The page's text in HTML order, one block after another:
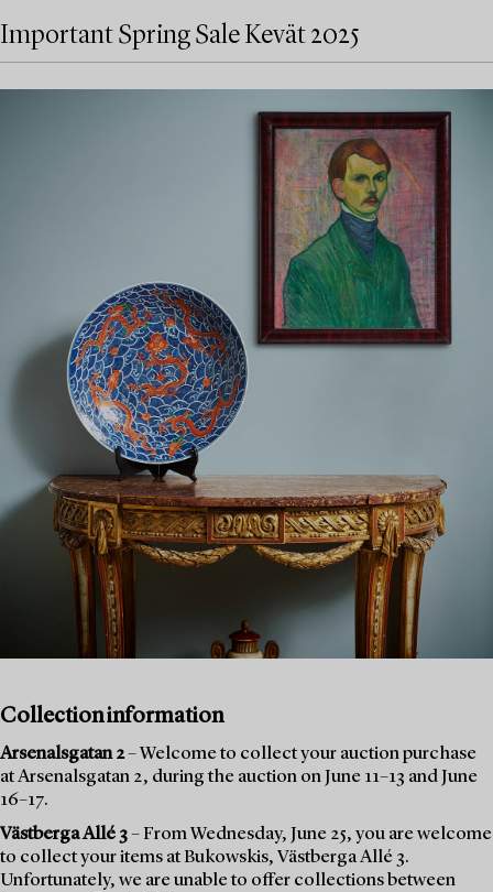
Important Spring Sale Kevät 2025
Collection information
Arsenalsgatan 2– Welcome to collect your auction purchase
at Arsenalsgatan 2, during the auction on June 11–13 and June
16–17.
Västberga Allé 3– From Wednesday, June 25, you are welcome
to collect your items at Bukowskis, Västberga Allé 3.
Unfortunately, we are unable to offer collections between